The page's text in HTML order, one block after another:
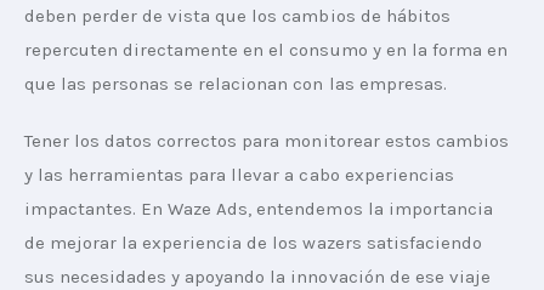
deben perder de vista que los cambios de hábitos
repercuten directamente en el consumo y en la forma en
que las personas se relacionan con las empresas.
Tener los datos correctos para monitorear estos cambios
y las herramientas para llevar a cabo experiencias
impactantes. En Waze Ads, entendemos la importancia
de mejorar la experiencia de los wazers satisfaciendo
sus necesidades y apoyando la innovación de ese viaje